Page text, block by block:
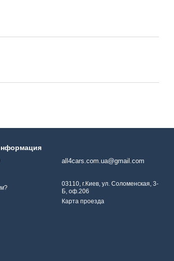
all4cars.com.ua@gmail.com
03110, г.Киев, ул. Соломенская, 3-
Б, оф.206
Карта проезда